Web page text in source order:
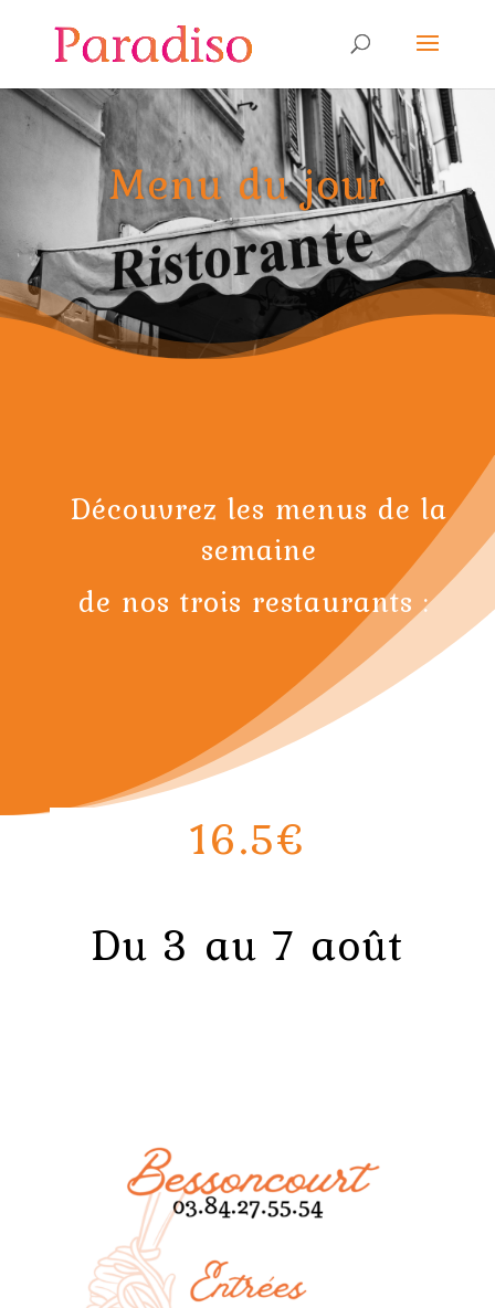
Menu du jour
Découvrez les menus de la
semaine
de nos trois restaurants :
16.5€
Du 3 au 7 août